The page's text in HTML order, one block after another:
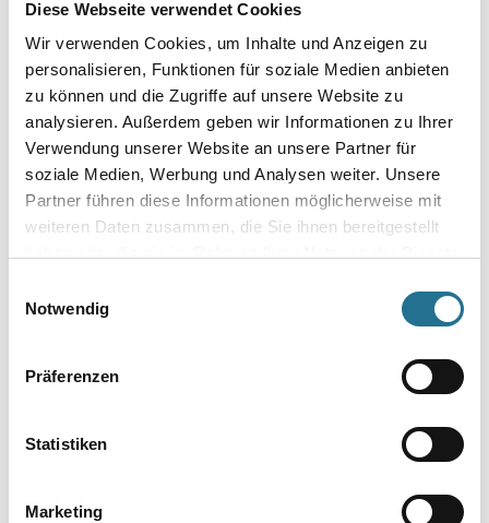
Diese Webseite verwendet Cookies
Wir verwenden Cookies, um Inhalte und Anzeigen zu
personalisieren, Funktionen für soziale Medien anbieten
zu können und die Zugriffe auf unsere Website zu
analysieren. Außerdem geben wir Informationen zu Ihrer
Verwendung unserer Website an unsere Partner für
soziale Medien, Werbung und Analysen weiter. Unsere
Partner führen diese Informationen möglicherweise mit
weiteren Daten zusammen, die Sie ihnen bereitgestellt
Notwendig
Präferenzen
Statistiken
Marketing